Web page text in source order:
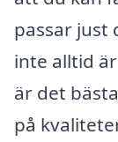
passar just
inte alltid
är det
på